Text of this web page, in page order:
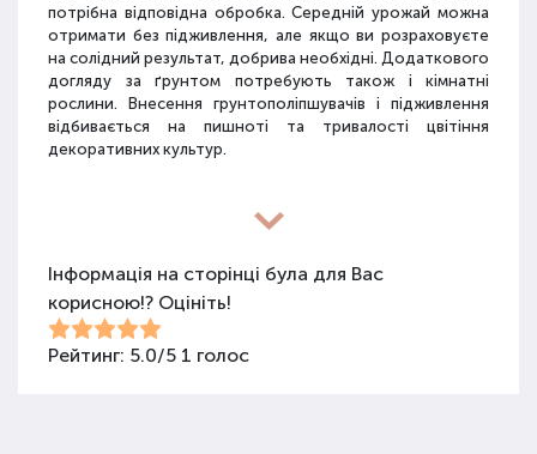
потрібна відповідна обробка. Середній урожай можна
отримати без підживлення, але якщо ви розраховуєте
на солідний результат, добрива необхідні. Додаткового
догляду за ґрунтом потребують також і кімнатні
рослини. Внесення грунтополіпшувачів і підживлення
відбивається на пишноті та тривалості цвітіння
декоративних культур.
Різновиди засобів для покращення
Для покращення поживних якостей ґрунту
використовуються різні види засобів: мінеральні
добрива, органічні суміші, засоби змішаного типу,
Інформація на сторінці була для Вас
корисною!? Оцініть!
Рейтинг: 5.0/5 1 голос